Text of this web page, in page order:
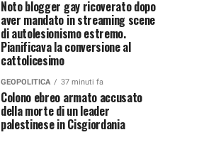
Noto blogger gay ricoverato dopo
aver mandato in streaming scene
di autolesionismo estremo.
Pianificava la conversione al
cattolicesimo
GEOPOLITICA 37 minuti fa
Colono ebreo armato accusato
della morte di un leader
palestinese in Cisgiordania